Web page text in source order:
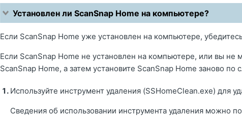
Установлен ли ScanSnap Home на компьютере?
Если ScanSnap Home уже установлен на компьютере,
Если ScanSnap Home не установлен на компьютере, или вы не
ScanSnap Home, а затем установите ScanSnap Home заново
Используйте инструмент удаления (SSHomeClean.exe) для
Сведения об использовании инструмента удаления можно